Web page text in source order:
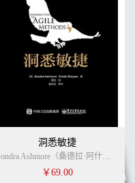
洞悉敏捷
Sondra Ashmore（桑德拉·阿什莫尔） , Kristin Runyan（克里斯汀·鲁尼恩） (作者)
￥69.00